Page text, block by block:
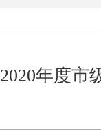
2020年度市